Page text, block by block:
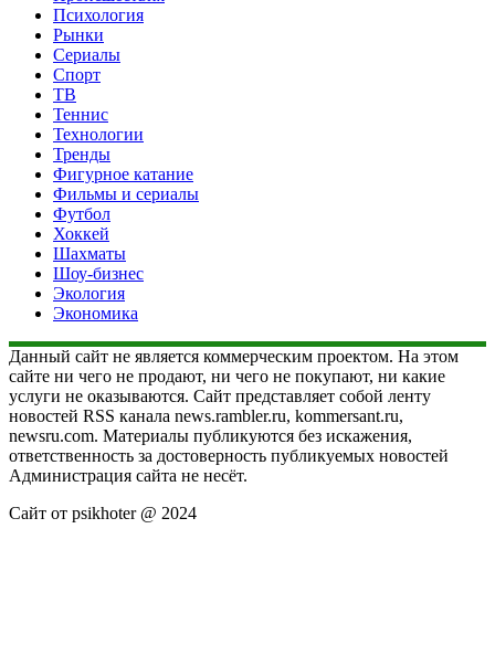
Психология
Рынки
Сериалы
Спорт
ТВ
Теннис
Технологии
Тренды
Фигурное катание
Фильмы и сериалы
Футбол
Хоккей
Шахматы
Шоу-бизнес
Экология
Экономика
Данный сайт не является коммерческим проектом. На этом
сайте ни чего не продают, ни чего не покупают, ни какие
услуги не оказываются. Сайт представляет собой ленту
новостей RSS канала news.rambler.ru, kommersant.ru,
newsru.com. Материалы публикуются без искажения,
ответственность за достоверность публикуемых новостей
Администрация сайта не несёт.
Сайт от psikhoter @ 2024